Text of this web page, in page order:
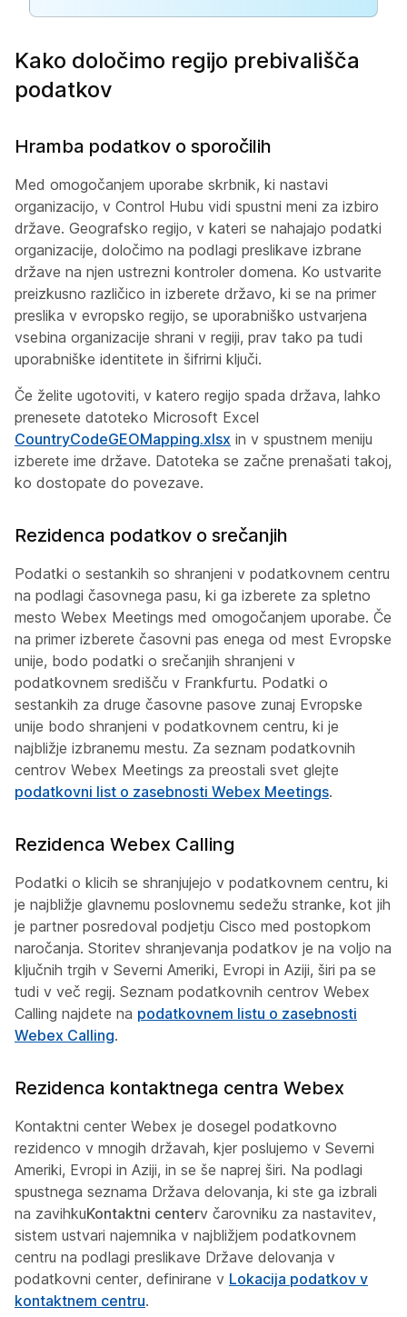
Kako določimo regijo prebivališča
podatkov
Hramba podatkov o sporočilih
Med omogočanjem uporabe skrbnik, ki nastavi
organizacijo, v Control Hubu vidi spustni meni za izbiro
države. Geografsko regijo, v kateri se nahajajo podatki
organizacije, določimo na podlagi preslikave izbrane
države na njen ustrezni kontroler domena. Ko ustvarite
preizkusno različico in izberete državo, ki se na primer
preslika v evropsko regijo, se uporabniško ustvarjena
vsebina organizacije shrani v regiji, prav tako pa tudi
uporabniške identitete in šifrirni ključi.
Če želite ugotoviti, v katero regijo spada država, lahko
prenesete datoteko Microsoft Excel
CountryCodeGEOMapping.xlsx in v spustnem meniju
izberete ime države. Datoteka se začne prenašati takoj,
ko dostopate do povezave.
Rezidenca podatkov o srečanjih
Podatki o sestankih so shranjeni v podatkovnem centru
na podlagi časovnega pasu, ki ga izberete za spletno
mesto Webex Meetings med omogočanjem uporabe. Če
na primer izberete časovni pas enega od mest Evropske
unije, bodo podatki o srečanjih shranjeni v
podatkovnem središču v Frankfurtu. Podatki o
sestankih za druge časovne pasove zunaj Evropske
unije bodo shranjeni v podatkovnem centru, ki je
najbližje izbranemu mestu. Za seznam podatkovnih
centrov Webex Meetings za preostali svet glejte
podatkovni list o zasebnosti Webex Meetings.
Rezidenca Webex Calling
Podatki o klicih se shranjujejo v podatkovnem centru, ki
je najbližje glavnemu poslovnemu sedežu stranke, kot jih
je partner posredoval podjetju Cisco med postopkom
naročanja. Storitev shranjevanja podatkov je na voljo na
ključnih trgih v Severni Ameriki, Evropi in Aziji, širi pa se
tudi v več regij. Seznam podatkovnih centrov Webex
Calling najdete na podatkovnem listu o zasebnosti
Webex Calling.
Rezidenca kontaktnega centra Webex
Kontaktni center Webex je dosegel podatkovno
rezidenco v mnogih državah, kjer poslujemo v Severni
Ameriki, Evropi in Aziji, in se še naprej širi. Na podlagi
spustnega seznama Država delovanja, ki ste ga izbrali
na zavihkuKontaktni centerv čarovniku za nastavitev,
sistem ustvari najemnika v najbližjem podatkovnem
centru na podlagi preslikave Države delovanja v
podatkovni center, definirane v Lokacija podatkov v
kontaktnem centru.